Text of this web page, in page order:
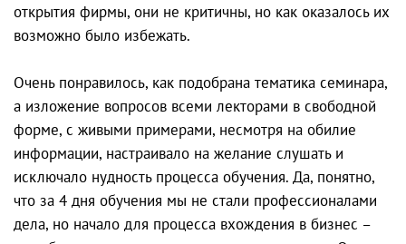
открытия фирмы, они не критичны, но как оказалось их
возможно было избежать.
Очень понравилось, как подобрана тематика семинара,
а изложение вопросов всеми лекторами в свободной
форме, с живыми примерами, несмотря на обилие
информации, настраивало на желание слушать и
исключало нудность процесса обучения. Да, понятно,
что за 4 дня обучения мы не стали профессионалами
дела, но начало для процесса вхождения в бизнес –